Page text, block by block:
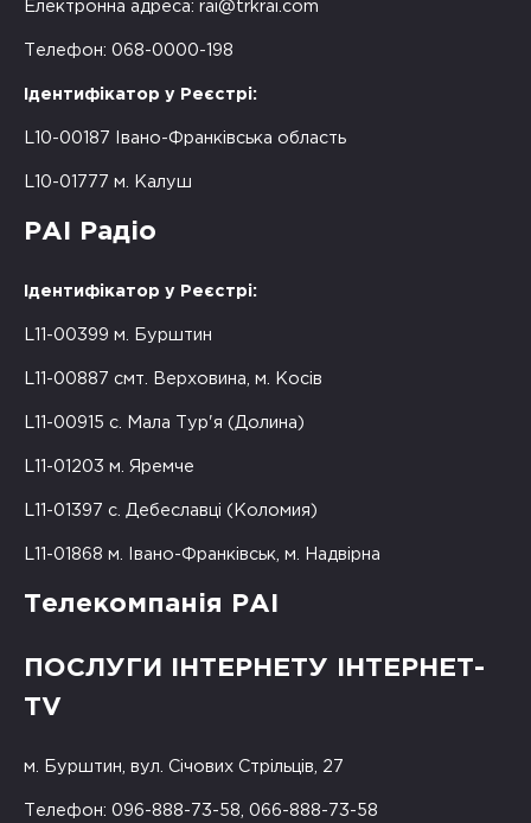
Електронна адреса: rai@trkrai.com
Телефон: 068-0000-198
Ідентифікатор у Реєстрі:
L10-00187 Івано-Франківська область
L10-01777 м. Калуш
РАІ Радіо
Ідентифікатор у Реєстрі:
L11-00399 м. Бурштин
L11-00887 смт. Верховина, м. Косів
L11-00915 с. Мала Тур'я (Долина)
L11-01203 м. Яремче
L11-01397 с. Дебеславці (Коломия)
L11-01868 м. Івано-Франківськ, м. Надвірна
Телекомпанія РАІ
ПОСЛУГИ ІНТЕРНЕТУ ІНТЕРНЕТ-
TV
м. Бурштин, вул. Січових Стрільців, 27
Телефон: 096-888-73-58, 066-888-73-58